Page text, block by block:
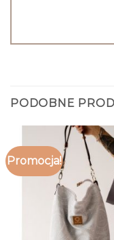
PODOBNE
Promocja!